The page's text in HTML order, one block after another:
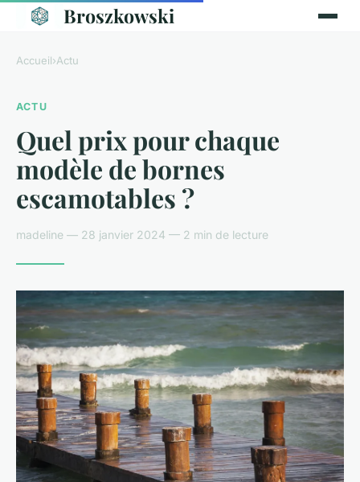
Broszkowski
Accueil›Actu
ACTU
Quel prix pour chaque
modèle de bornes
escamotables ?
madeline — 28 janvier 2024 — 2 min de lecture